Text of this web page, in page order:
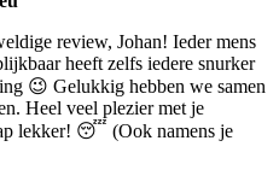
review, Johan! Ieder mens
heeft zelfs iedere snurker
😉 Gelukkig hebben we samen
Heel veel plezier met je
lekker! 😴 (Ook namens je